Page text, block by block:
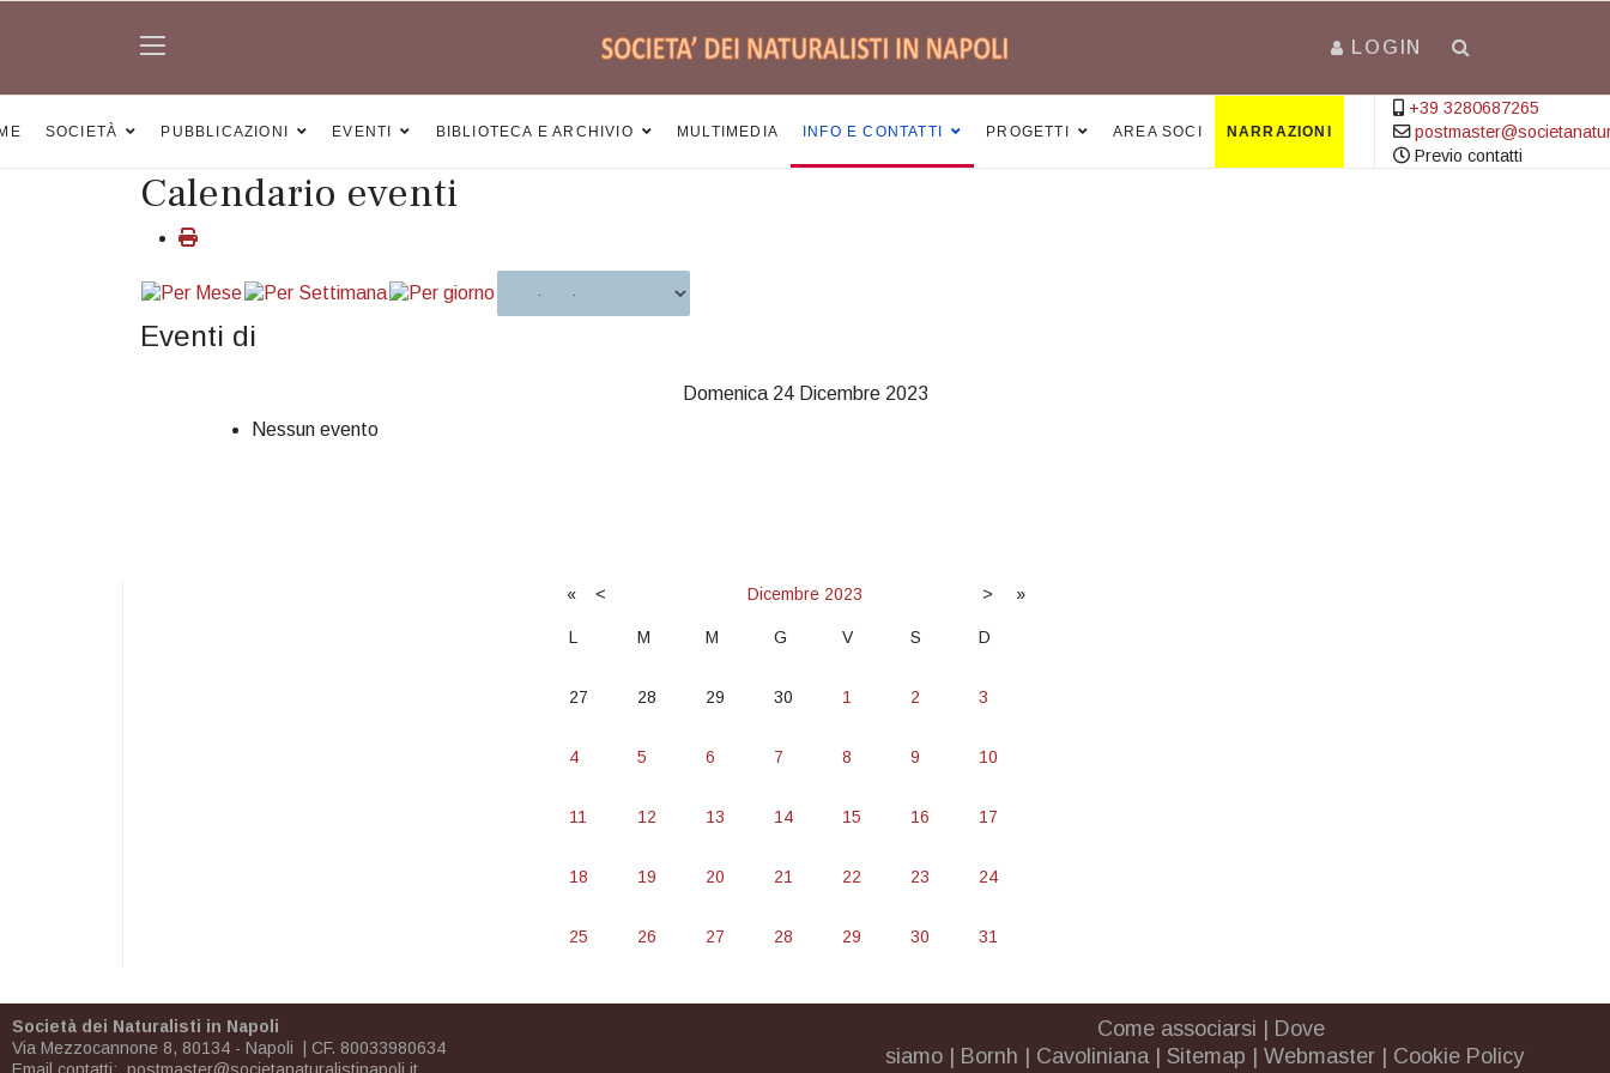
LOGIN
SOCIETÀ PUBBLICAZIONI EVENTI BIBLIOTECA E ARCHIVIO MULTIMEDIA INFO E CONTATTI PROGETTI AREA SOCI NARRAZIONI
+39 3280687265
Previo contatti
Calendario eventi
Eventi di
Domenica 24 Dicembre 2023
Nessun evento
« < Dicembre 2023 > »
L M M G V S D
27 28 29 30 1 2 3
4 5 6 7 8 9 10
11 12 13 14 15 16 17
18 19 20 21 22 23 24
25 26 27 28 29 30 31
Società dei Naturalisti in Napoli
Via Mezzocannone 8, 80134 - Napoli | CF. 80033980634
Come associarsi
Dove
siamo
Bornh Cavoliniana| Sitemap Webmaster Cookie Policy